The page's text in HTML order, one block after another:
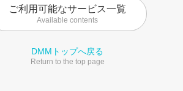
ご利用可能なサービス一覧
Available contents
DMMトップへ戻る
Return to the top page